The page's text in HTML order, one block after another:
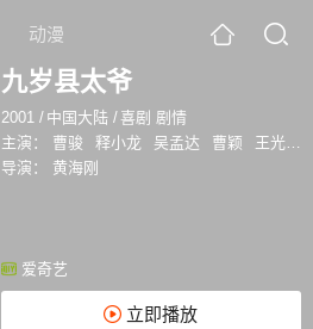
动漫
九岁县太爷
2001 / 中国大陆 /喜剧 剧情
主演：
曹骏 释小龙 吴孟达 曹颖 王光辉
导演：
黄海刚
爱奇艺
立即播放